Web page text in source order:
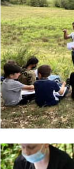
pic-
3